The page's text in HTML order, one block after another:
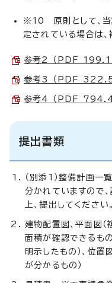
※10 原則として、当
定されている場合は、
参考2 （PDF
参考3 （PDF
参考4 （PDF
提出書類
（別添1）整備計画
分かれていますので
上、提出してください。
建物配置図、平面図
面積が確認できるも
明示したもの）、位置
が分かるもの）